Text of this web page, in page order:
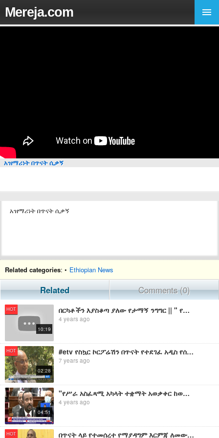
Mereja.com
አዝማሪነት በጥናት ሲቃኝ
አዝማሪነት በጥናት ሲቃኝ
Related categories: • Ethiopian News
Related Comments (0)
HOT
10:19
በርካቶችን እያስቆጣ ያለው የታማኝ ንግግር || " የመንግስት አዝማሪነት እንጂ••• " መስከረም
4 years ago
HOT
02:28
#etv የስኳር ኮርፖሬሽን በጥናት የተደገፈ አዲስ የሰው ኃይል አደረጃጀት ለመተግበር እየሰራ መሆኑን አስታወቀ፡፡
7 years ago
04:51
"የሥራ አስፈጻሚ አካላት ተቋማት አወቃቀር ከወጭ ቁጠባ ጋር አስተሳስሮ በጥናት ላይ ተመስርቶ የተከወነ ነው።" ጠ/ሚ ዶ/ር ዐብይ አህመድ
4 years ago
HOT በጥናት ላይ የተመሰረተ የማያዳግም እርምጃ ለመውሰድና ለችግሮች መፍትሄ ለመስጠት እየተሰራ መሆኑን የክልሉ ሰላምና ደኅንነት ግንባታ ቢሮ አስታወቀ፡፡